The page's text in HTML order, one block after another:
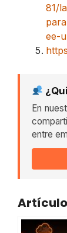
81/
ee-
En
entre